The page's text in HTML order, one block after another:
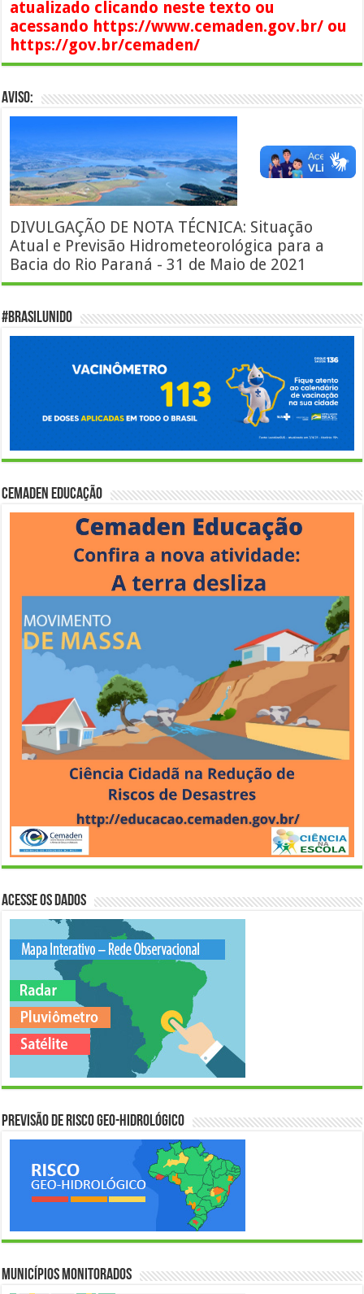
atualizado clicando neste texto ou
acessando https://www.cemaden.gov.br/ ou
https://gov.br/cemaden/
AVISO:
DIVULGAÇÃO DE NOTA TÉCNICA: Situação
Atual e Previsão Hidrometeorológica para a
Bacia do Rio Paraná - 31 de Maio de 2021
#BrasilUnido
Cemaden Educação
Acesse os Dados
Previsão de Risco Geo-Hidrológico
Municípios Monitorados